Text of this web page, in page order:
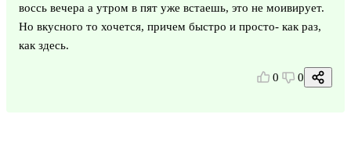
воссь вечера а утром в пят уже встаешь, это не моивирует.
Но вкусного то хочется, причем быстро и просто- как раз,
как здесь.
0 0